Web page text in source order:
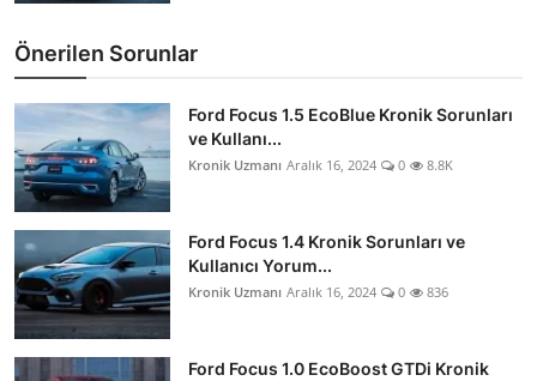
Önerilen Sorunlar
Ford Focus 1.5 EcoBlue Kronik Sorunları
ve Kullanı...
Kronik Uzmanı Aralık 16, 2024 0 8.8K
Ford Focus 1.4 Kronik Sorunları ve
Kullanıcı Yorum...
Kronik Uzmanı Aralık 16, 2024 0 836
Ford Focus 1.0 EcoBoost GTDi Kronik